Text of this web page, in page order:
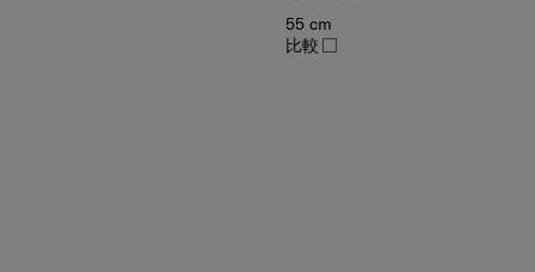
比較